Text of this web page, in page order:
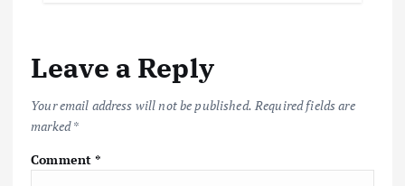
o
k
p
p k
Leave a Reply
Your email address will not be published. Required fields are
marked*
Comment*